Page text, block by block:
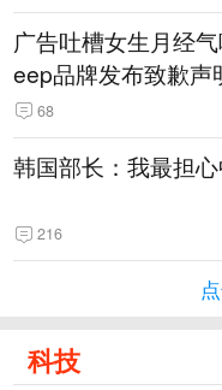
广告吐槽女生月经
eep品牌发布致歉声
68
韩国部长：我最担
216
科技